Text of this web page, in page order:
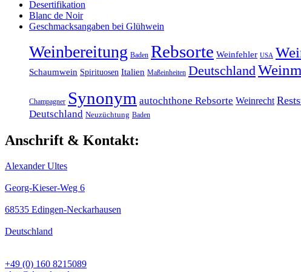
Desertifikation
Blanc de Noir
Geschmacksangaben bei Glühwein
Weinbereitung Baden Rebsorte Weinfehler USA
Schaumwein Spirituosen Italien Maßeinheiten Deutschland
Champagner Synonym autochthone Rebsorte Weinrecht
Deutschland Neuzüchtung Baden
Anschrift & Kontakt:
Alexander Ultes
Georg-Kieser-Weg 6
68535 Edingen-Neckarhausen
Deutschland
+49 (0) 160 8215089